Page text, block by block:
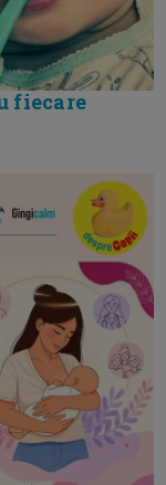
fiecare